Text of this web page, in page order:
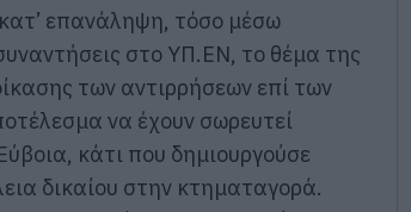
επανάληψη, τόσο μέσω
στο ΥΠ.ΕΝ, το θέμα της
των αντιρρήσεων επί των
να έχουν σωρευτεί
κάτι που δημιουργούσε
δικαίου στην κτηματαγορά.